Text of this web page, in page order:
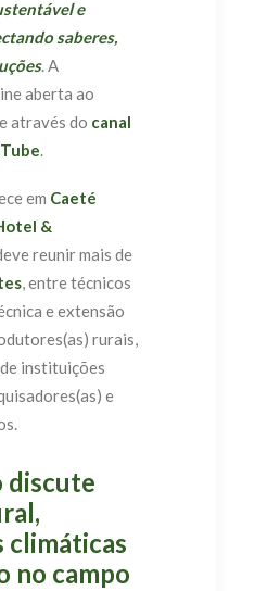
e
saberes,
. A
aberta ao
através do canal
.
em Caeté
&
reunir mais de
, entre técnicos
e extensão
rurais,
instituições
e
discute
climáticas
no campo